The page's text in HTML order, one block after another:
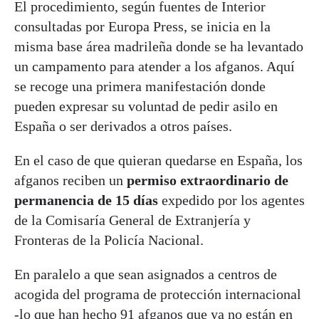
El procedimiento, según fuentes de Interior
consultadas por Europa Press, se inicia en la
misma base área madrileña donde se ha levantado
un campamento para atender a los afganos. Aquí
se recoge una primera manifestación donde
pueden expresar su voluntad de pedir asilo en
España o ser derivados a otros países.
En el caso de que quieran quedarse en España, los
afganos reciben un permiso extraordinario de
permanencia de 15 días expedido por los agentes
de la Comisaría General de Extranjería y
Fronteras de la Policía Nacional.
En paralelo a que sean asignados a centros de
acogida del programa de protección internacional
-lo que han hecho 91 afganos que ya no están en